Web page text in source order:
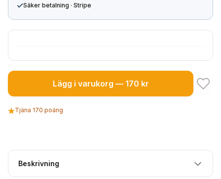
✓Säker betalning · Stripe
Lägg i varukorg — 170 kr
Tjäna 170 poäng
Beskrivning